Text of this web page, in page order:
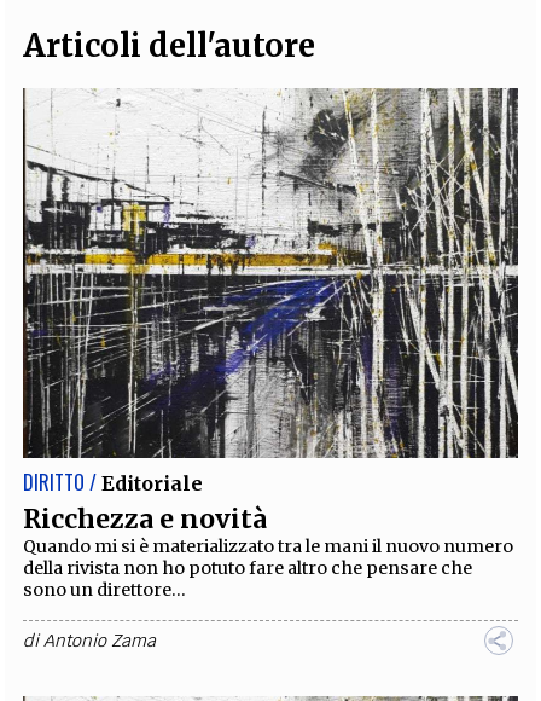
Articoli dell'autore
DIRITTO / Editoriale
Ricchezza e novità
Quando mi si è materializzato tra le mani il nuovo numero
della rivista non ho potuto fare altro che pensare che
sono un direttore...
diAntonio Zama